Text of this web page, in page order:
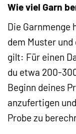
Wie viel Garn
Die Garnmenge
dem Muster
gilt: Für einen
du etwa 200-
Beginn deines
anzufertigen
Probe zu